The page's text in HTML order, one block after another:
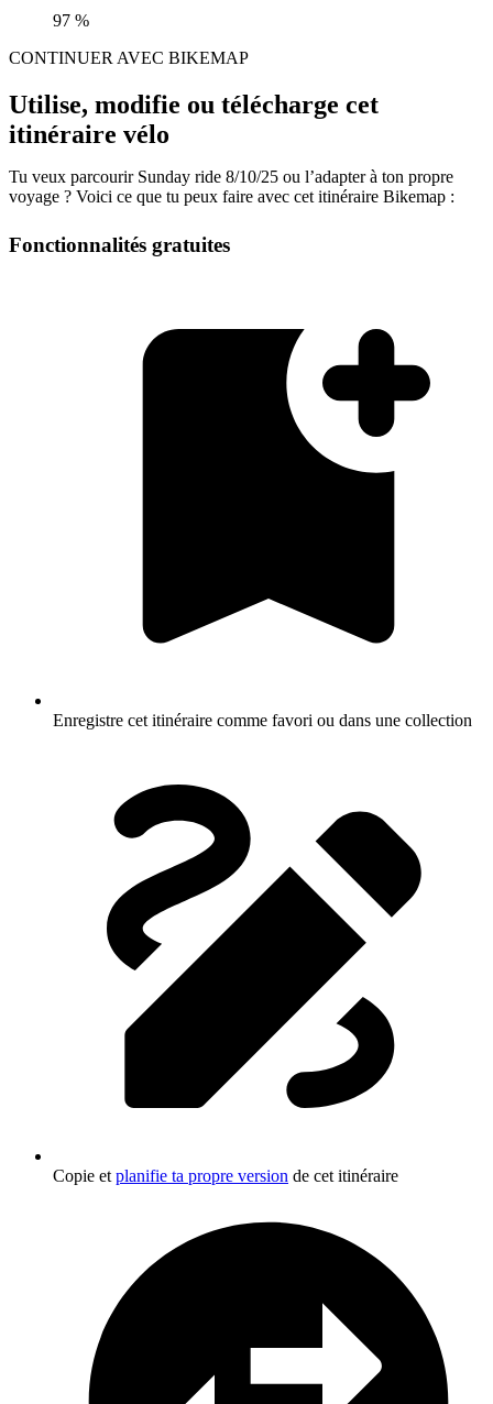
97 %
CONTINUER AVEC BIKEMAP
Utilise, modifie ou télécharge cet
itinéraire vélo
Tu veux parcourir Sunday ride 8/10/25 ou l’adapter à ton propre
voyage ? Voici ce que tu peux faire avec cet itinéraire Bikemap :
Fonctionnalités gratuites
Enregistre cet itinéraire comme favori ou dans une collection
Copie et planifie ta propre version de cet itinéraire